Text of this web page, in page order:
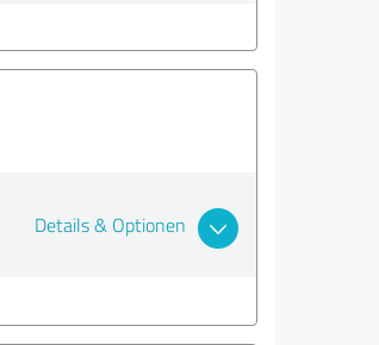
Details & Optionen